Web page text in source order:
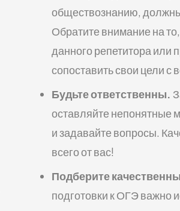
обществознанию,
Обратите внимание на
данного репетитора или
сопоставить свои цели
Будьте ответственны.
оставляйте непонятные
и задавайте вопросы.
всего от вас!
Подберите
подготовки к ОГЭ важно